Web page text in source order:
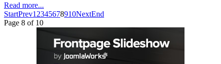
Read more...
StartPrev1 2345678910NextEnd
Page 8 of 10